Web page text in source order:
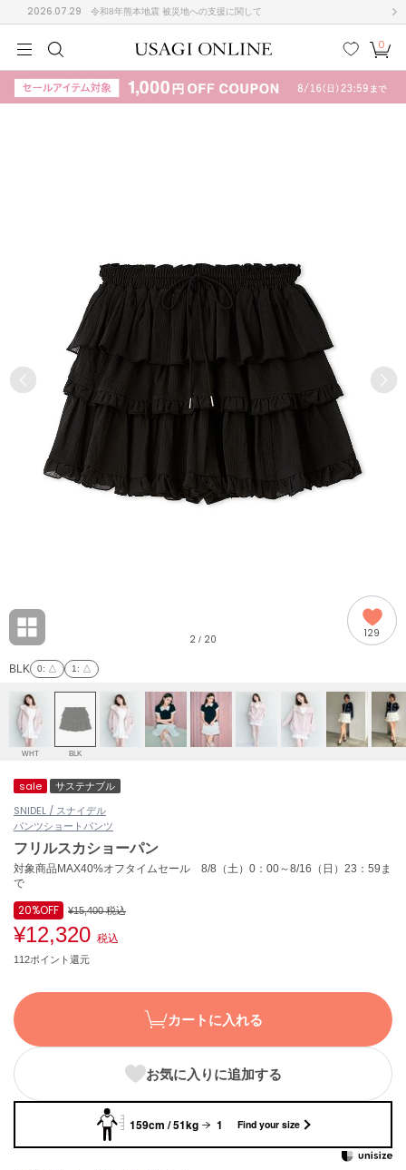
2026.07.29 令和8年熊本地震 被災地への支援に関して
検索
お気
に入
カー
ト
0
KIDSBABYBEAUTYLIFE STYLE
ームウェア (541)
ョン雑貨 (848)
/ランジェリー (127)
ェア (124)
(121)
KIDSBABYBEAUTYLIFE STYLE
Y Z
その
他
ACYM
アシーム
アディダス
adidas by Stella McCartney
アディダス バイ ステラマッカートニー
Ame no chi Hare
アメノチハレ
AMOMMA
アモマ
ánuans
アニュアンス
ànuke
アンヌーク
ASICS
アシックス
Ballelite
バレリット
BANDOLIER
バブアー
Beyond Closet
ビヨンドクローゼット
BLK 0: △ 1 : △
2 / 20 129
WHT BLK
sale
サステナブル
SNIDEL / スナイデル
パンツショートパンツ
フリルスカショーパン
対象商品MAX40%オフタイムセール 8/8（土）0：00～8/16（日）23：59ま
で
20%OFF ¥15,400税込
¥12,320 税込
112ポイント還元
カートに入れる
お気に入りに追加する
159cm / 51kg 1 Find your size